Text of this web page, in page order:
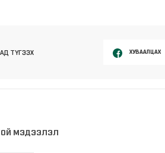
ТҮГЭЭХ ХУВААЛЦАХ
МЭДЭЭЛЭЛ